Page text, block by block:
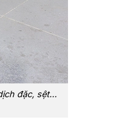
đặc, sệt…